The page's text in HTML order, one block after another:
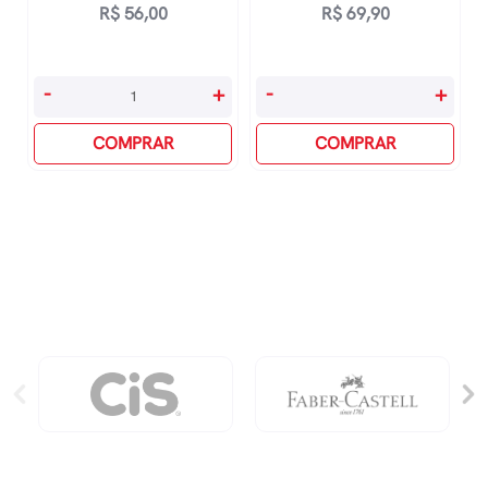
R$56,00
Livre
- +
COMPRAR
R$69,90
Não
- +
COMPRAR